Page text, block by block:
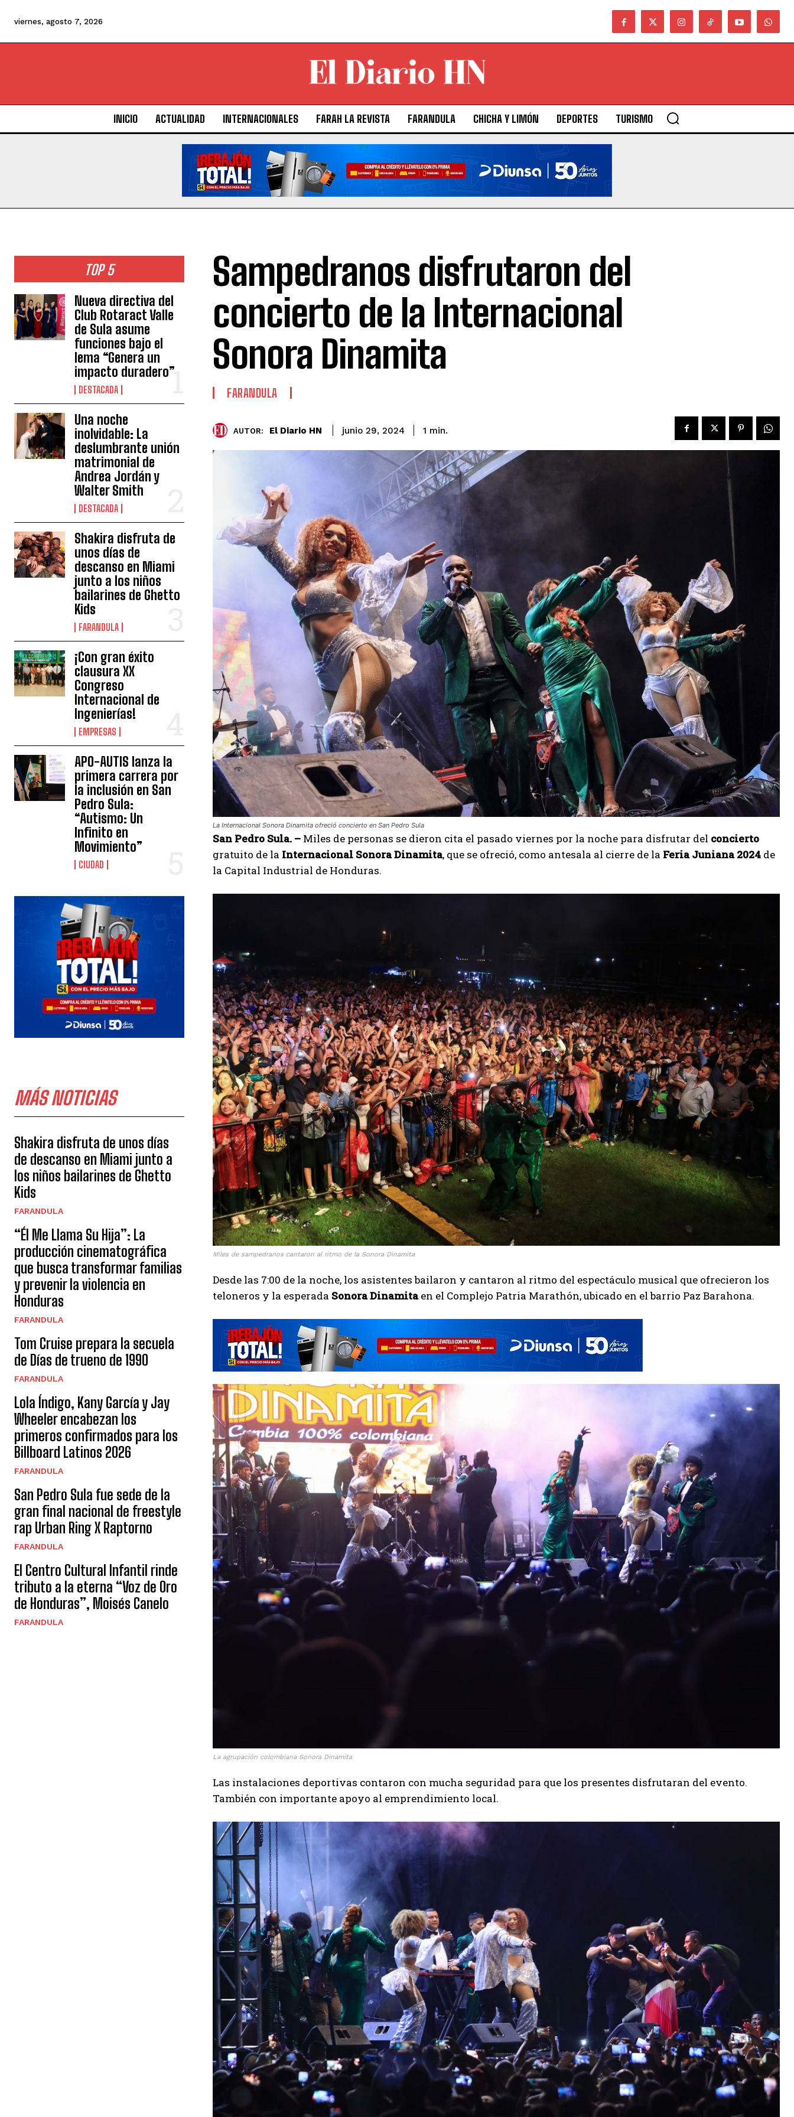
viernes, agosto 7, 2026
INICIO ACTUALIDAD INTERNACIONALES FARAH LA REVISTA FARANDULA CHICHA Y LIMÓN DEPORTES TURISMO
TOP 5
Nueva directiva del
Club Rotaract Valle
de Sula asume
funciones bajo el
lema “Genera un
impacto duradero”
DESTACADA
Una noche
inolvidable: La
deslumbrante unión
matrimonial de
Andrea Jordán y
Walter Smith
DESTACADA
Shakira disfruta de
unos días de
descanso en Miami
junto a los niños
bailarines de Ghetto
Kids
FARANDULA
¡Con gran éxito
clausura XX
Congreso
Internacional de
Ingenierías!
EMPRESAS
APO-AUTIS lanza la
primera carrera por
la inclusión en San
Pedro Sula:
“Autismo: Un
Infinito en
Movimiento”
CIUDAD
MÁS NOTICIAS
Shakira disfruta de unos días
de descanso en Miami junto a
los niños bailarines de Ghetto
Kids
FARANDULA
“Él Me Llama Su Hija”: La
producción cinematográfica
que busca transformar familias
y prevenir la violencia en
Honduras
FARANDULA
Tom Cruise prepara la secuela
de Días de trueno de 1990
FARANDULA
Lola Índigo, Kany García y Jay
Wheeler encabezan los
primeros confirmados para los
Billboard Latinos 2026
FARANDULA
San Pedro Sula fue sede de la
gran final nacional de freestyle
rap Urban Ring X Raptorno
FARANDULA
El Centro Cultural Infantil rinde
tributo a la eterna “Voz de Oro
de Honduras”, Moisés Canelo
FARANDULA
Sampedranos disfrutaron del
concierto de la Internacional
Sonora Dinamita
FARANDULA
AUTOR: El Diario HN junio 29, 2024 1 min.
La Internacional Sonora Dinamita ofreció concierto en San Pedro Sula
San Pedro Sula. – Miles de personas se dieron cita el pasado viernes por la noche para disfrutar del concierto
gratuito de la Internacional Sonora Dinamita, que se ofreció, como antesala al cierre de la Feria Juniana 2024 de
la Capital Industrial de Honduras.
Miles de sampedranos cantaron al ritmo de la Sonora Dinamita
Desde las 7:00 de la noche, los asistentes bailaron y cantaron al ritmo del espectáculo musical que ofrecieron los
teloneros y la esperada Sonora Dinamitaen el Complejo Patria Marathón, ubicado en el barrio Paz Barahona.
La agrupación colombiana Sonora Dinamita
Las instalaciones deportivas contaron con mucha seguridad para que los presentes disfrutaran del evento.
También con importante apoyo al emprendimiento local.